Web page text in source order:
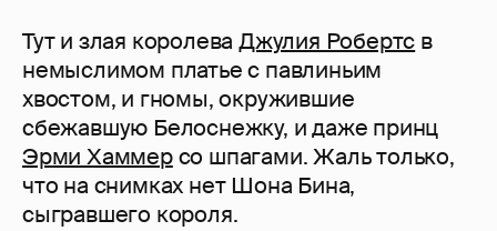
Тут и злая королеваДжулия Робертс в
немыслимом платье с павлиньим
хвостом, и гномы, окружившие
сбежавшую Белоснежку, и даже принц
Эрми Хаммерсо шпагами. Жаль только,
что на снимках нет Шона Бина,
сыгравшего короля.